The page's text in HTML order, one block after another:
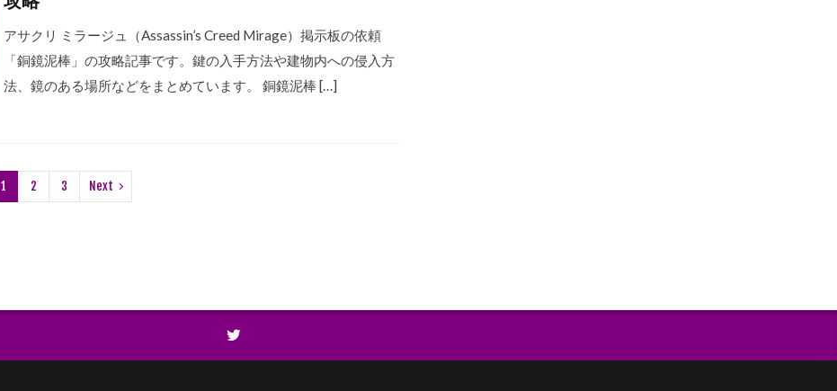
アサクリ ミラージュ（Assassin’s Creed Mirage）掲示板の依頼
「銅鏡泥棒」の攻略記事です。鍵の入手方法や建物内への侵入方
法、鏡のある場所などをまとめています。 銅鏡泥棒 […]
1 2 3 Next